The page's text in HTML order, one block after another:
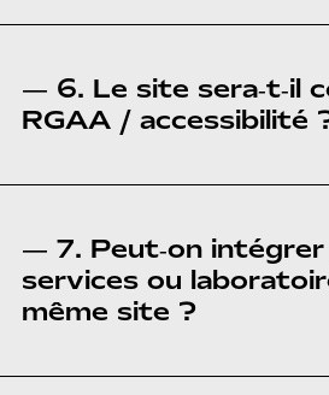
— 6. Le site sera‑t‑il
RGAA / accessibilité
— 7. Peut‑on
services ou
même site ?